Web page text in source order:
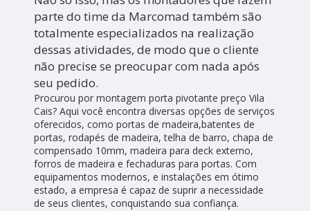
parte do time da Marcomad também são
totalmente especializados na realização
dessas atividades, de modo que o cliente
não precise se preocupar com nada após
seu pedido.
Procurou por montagem porta pivotante preço Vila
Cais? Aqui você encontra diversas opções de serviços
oferecidos, como portas de madeira,batentes de
portas, rodapés de madeira, telha de barro, chapa de
compensado 10mm, madeira para deck externo,
forros de madeira e fechaduras para portas. Com
equipamentos modernos, e instalações em ótimo
estado, a empresa é capaz de suprir a necessidade
de seus clientes, conquistando sua confiança.